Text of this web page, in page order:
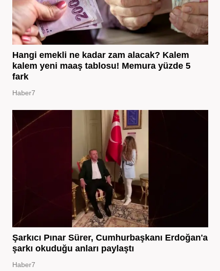
Hangi emekli ne kadar zam alacak? Kalem
kalem yeni maaş tablosu! Memura yüzde 5
fark
Haber7
Şarkıcı Pınar Sürer, Cumhurbaşkanı Erdoğan'a
şarkı okuduğu anları paylaştı
Haber7